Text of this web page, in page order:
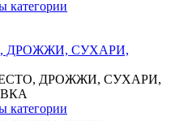
категории
ДРОЖЖИ, СУХАРИ,
ДРОЖЖИ, СУХАРИ,
категории